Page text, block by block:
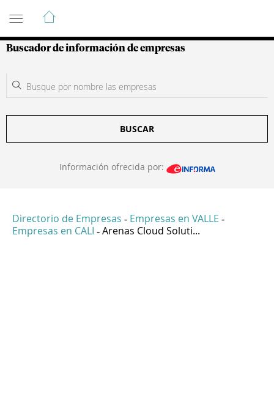
Guía de Empresas Colombianas
Buscador de información de empresas
BUSCAR
Información ofrecida por:
Directorio de Empresas - Empresas en VALLE -
Empresas en CALI - Arenas Cloud Soluti...